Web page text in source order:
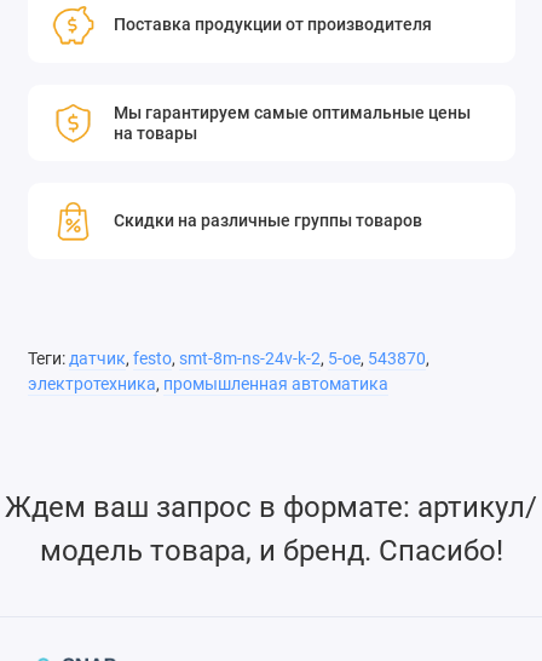
Поставка продукции от производителя
Мы гарантируем самые оптимальные цены
на товары
Скидки на различные группы товаров
Теги:датчик, festo, smt-8m-ns-24v-k-2, 5-oe, 543870,
электротехника, промышленная автоматика
Ждем ваш запрос в формате: артикул/
модель товара, и бренд. Спасибо!